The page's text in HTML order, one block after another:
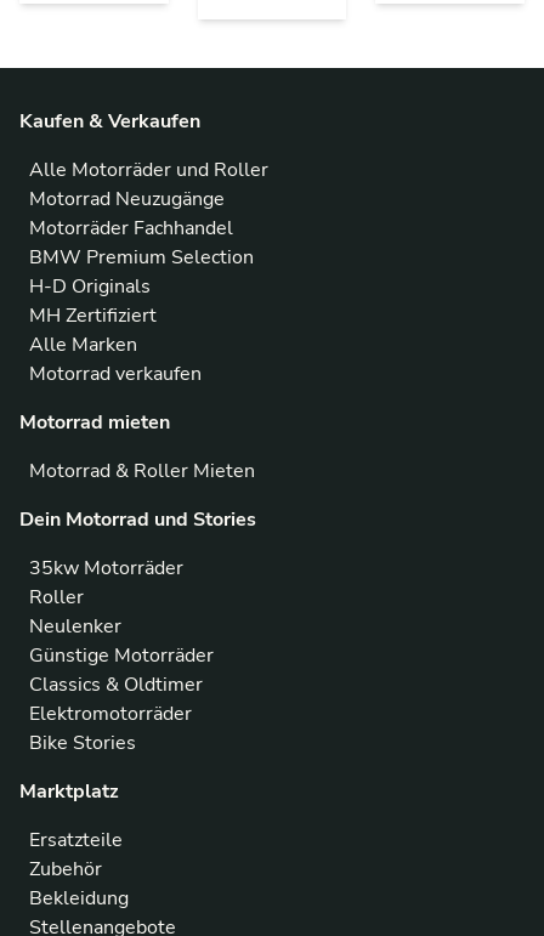
Kaufen & Verkaufen
Alle Motorräder und Roller
Motorrad Neuzugänge
Motorräder Fachhandel
BMW Premium Selection
H-D Originals
MH Zertifiziert
Alle Marken
Motorrad verkaufen
Motorrad mieten
Motorrad & Roller Mieten
Dein Motorrad und Stories
35kw Motorräder
Roller
Neulenker
Günstige Motorräder
Classics & Oldtimer
Elektromotorräder
Bike Stories
Marktplatz
Ersatzteile
Zubehör
Bekleidung
Stellenangebote